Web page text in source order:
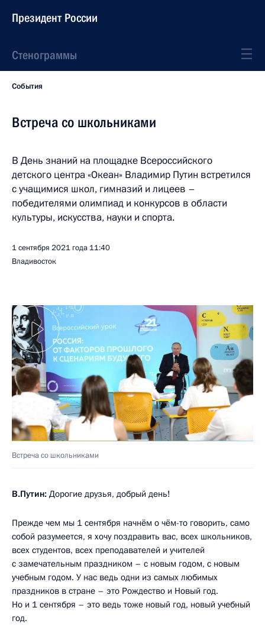
Президент России
Стенограммы
События
Встреча со школьниками
В День знаний на площадке Всероссийского
детского центра «Океан» Владимир Путин встретился
с учащимися школ, гимназий и лицеев –
победителями олимпиад и конкурсов в области
культуры, искусства, науки и спорта.
1 сентября 2021 года 11:40
Владивосток
Встреча со школьниками
В.Путин: Дорогие друзья, добрый день!
Прежде чем мы 1 сентября начнём о чём-то говорить, само
собой разумеется, я хочу поздравить вас, всех школьников,
всех студентов, всех преподавателей и учителей
с замечательным праздником – с новым годом, с новым
учебным годом. У нас ведь одни из самых любимых
праздников в стране – это Рождество и Новый год.
Но и 1 сентября – это ведь тоже новый год, новый учебный
год.